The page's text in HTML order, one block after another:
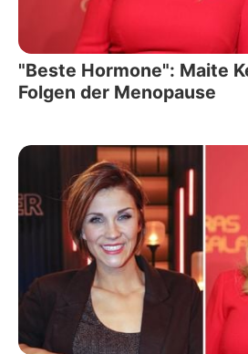
"Beste Hormone": Maite
Folgen der Menopause